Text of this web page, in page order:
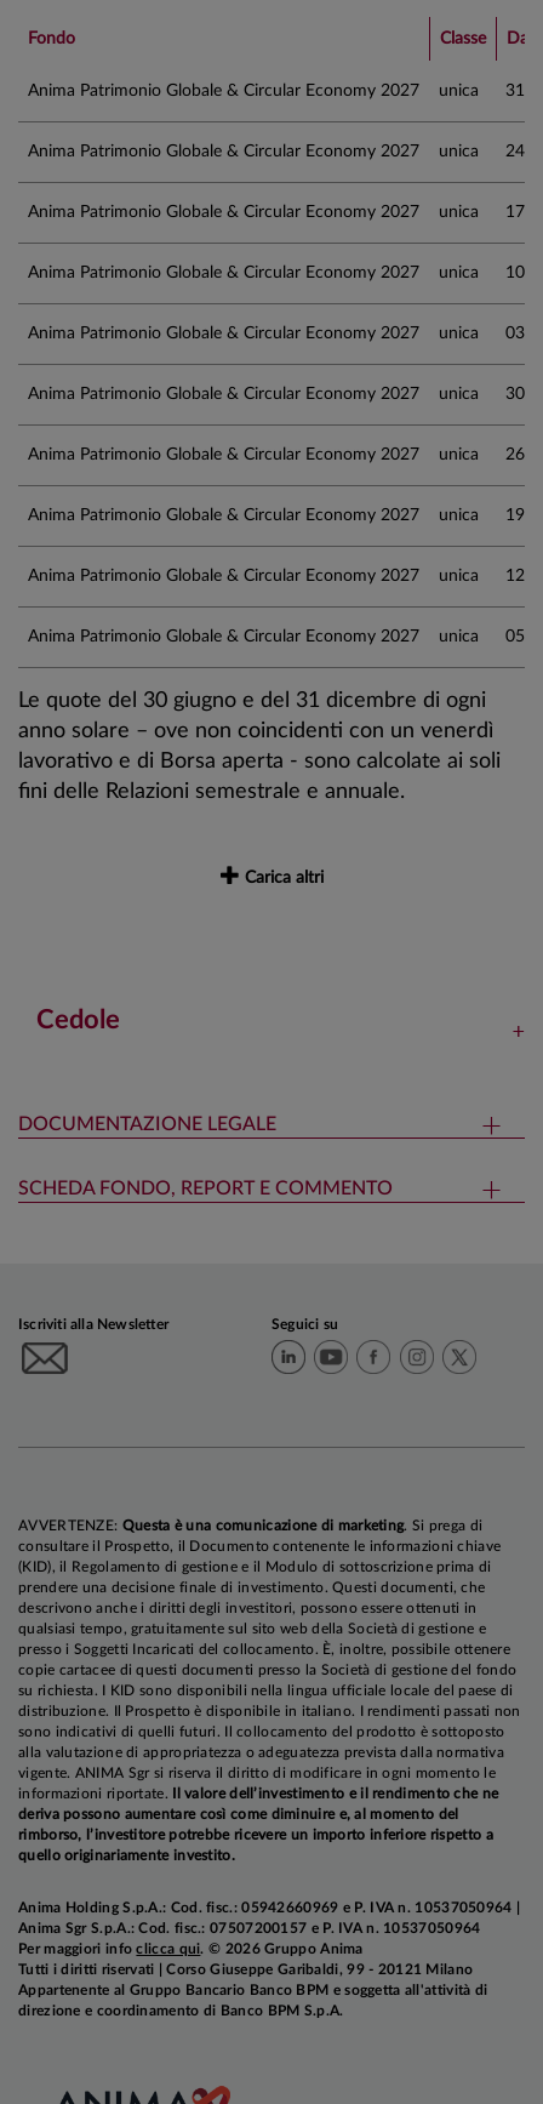
Fondo Classe
Anima Patrimonio Globale & Circular Economy 2027 unica
Anima Patrimonio Globale & Circular Economy 2027 unica
Anima Patrimonio Globale & Circular Economy 2027 unica
Anima Patrimonio Globale & Circular Economy 2027 unica
Anima Patrimonio Globale & Circular Economy 2027 unica
Anima Patrimonio Globale & Circular Economy 2027 unica
Anima Patrimonio Globale & Circular Economy 2027 unica
Anima Patrimonio Globale & Circular Economy 2027 unica
Anima Patrimonio Globale & Circular Economy 2027 unica
Anima Patrimonio Globale & Circular Economy 2027 unica
Le quote del 30 giugno e del 31 dicembre di ogni
anno solare – ove non coincidenti con un venerdì
lavorativo e di Borsa aperta - sono calcolate ai soli
fini delle Relazioni semestrale e annuale.
Carica altri
Cedole
DOCUMENTAZIONE LEGALE
SCHEDA FONDO, REPORT E COMMENTO
Iscriviti alla Newsletter Seguici su
AVVERTENZE: Questa è una comunicazione di marketing. Si prega di
consultare il Prospetto, il Documento contenente le informazioni chiave
(KID), il Regolamento di gestione e il Modulo di sottoscrizione prima di
prendere una decisione finale di investimento. Questi documenti, che
descrivono anche i diritti degli investitori, possono essere ottenuti in
qualsiasi tempo, gratuitamente sul sito web della Società di gestione e
presso i Soggetti Incaricati del collocamento. È, inoltre, possibile ottenere
copie cartacee di questi documenti presso la Società di gestione del fondo
su richiesta. I KID sono disponibili nella lingua ufficiale locale del paese di
distribuzione. Il Prospetto è disponibile in italiano. I rendimenti passati non
sono indicativi di quelli futuri. Il collocamento del prodotto è sottoposto
alla valutazione di appropriatezza o adeguatezza prevista dalla normativa
vigente. ANIMA Sgr si riserva il diritto di modificare in ogni momento le
informazioni riportate.
Il valore dell’investimento e il rendimento che ne
deriva possono aumentare così come diminuire e, al momento del
rimborso, l’investitore potrebbe ricevere un importo inferiore rispetto a
quello originariamente investito.
Anima Holding S.p.A.: Cod. fisc.: 05942660969 e P. IVA n. 10537050964 |
Anima Sgr S.p.A.: Cod. fisc.: 07507200157 e P. IVA n. 10537050964
Per maggiori infoclicca qui. © 2026 Gruppo Anima
Tutti i diritti riservati | Corso Giuseppe Garibaldi, 99 - 20121 Milano
Appartenente al Gruppo Bancario Banco BPM e soggetta all'attività di
direzione e coordinamento di Banco BPM S.p.A.